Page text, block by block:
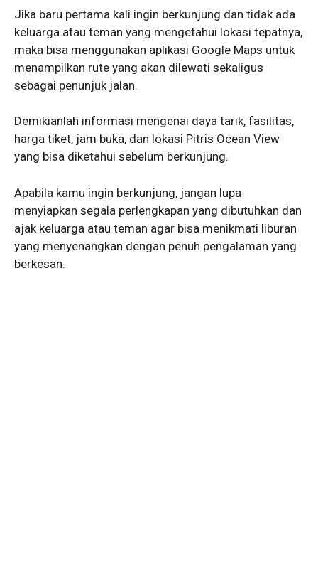
Jika baru pertama kali ingin berkunjung dan tidak ada
keluarga atau teman yang mengetahui lokasi tepatnya,
maka bisa menggunakan aplikasi Google Maps untuk
menampilkan rute yang akan dilewati sekaligus
sebagai penunjuk jalan.
Demikianlah informasi mengenai daya tarik, fasilitas,
harga tiket, jam buka, dan lokasi Pitris Ocean View
yang bisa diketahui sebelum berkunjung.
Apabila kamu ingin berkunjung, jangan lupa
menyiapkan segala perlengkapan yang dibutuhkan dan
ajak keluarga atau teman agar bisa menikmati liburan
yang menyenangkan dengan penuh pengalaman yang
berkesan.